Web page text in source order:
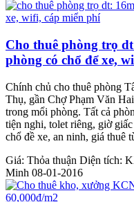
Cho thuê phòng trọ
phòng có chổ để xe,
Chính chủ cho thuê phòng
Thụ, gần Chợ Phạm Văn
trong mổi phòng. Tất cả
tiện nghi, tolet riêng, giờ
chổ đề xe, an ninh, giá thuê
Giá: Thỏa thuận Diện tích:
Minh 08-01-2016